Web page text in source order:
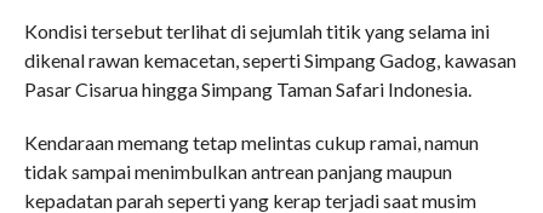
Kondisi tersebut terlihat di sejumlah titik yang selama ini
dikenal rawan kemacetan, seperti Simpang Gadog, kawasan
Pasar Cisarua hingga Simpang Taman Safari Indonesia.
Kendaraan memang tetap melintas cukup ramai, namun
tidak sampai menimbulkan antrean panjang maupun
kepadatan parah seperti yang kerap terjadi saat musim